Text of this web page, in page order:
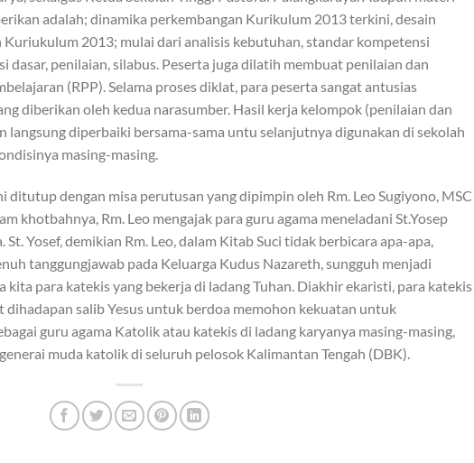
adalah; dinamika perkembangan Kurikulum 2013 terkini, desain
2013; mulai dari analisis kebutuhan, standar kompetensi
dasar, penilaian, silabus. Peserta juga dilatih membuat penilaian dan
(RPP). Selama proses diklat, para peserta sangat antusias
diberikan oleh kedua narasumber. Hasil kerja kelompok (penilaian dan
langsung diperbaiki bersama-sama untu selanjutnya digunakan di sekolah
masing-masing.
ditutup dengan misa perutusan yang dipimpin oleh Rm. Leo Sugiyono, MSC
khotbahnya, Rm. Leo mengajak para guru agama meneladani St.Yosep
Yosef, demikian Rm. Leo, dalam Kitab Suci tidak berbicara apa-apa,
tanggungjawab pada Keluarga Kudus Nazareth, sungguh menjadi
kita para katekis yang bekerja di ladang Tuhan. Diakhir ekaristi, para katekis
salib Yesus untuk berdoa memohon kekuatan untuk
guru agama Katolik atau katekis di ladang karyanya masing-masing,
muda katolik di seluruh pelosok Kalimantan Tengah (DBK).